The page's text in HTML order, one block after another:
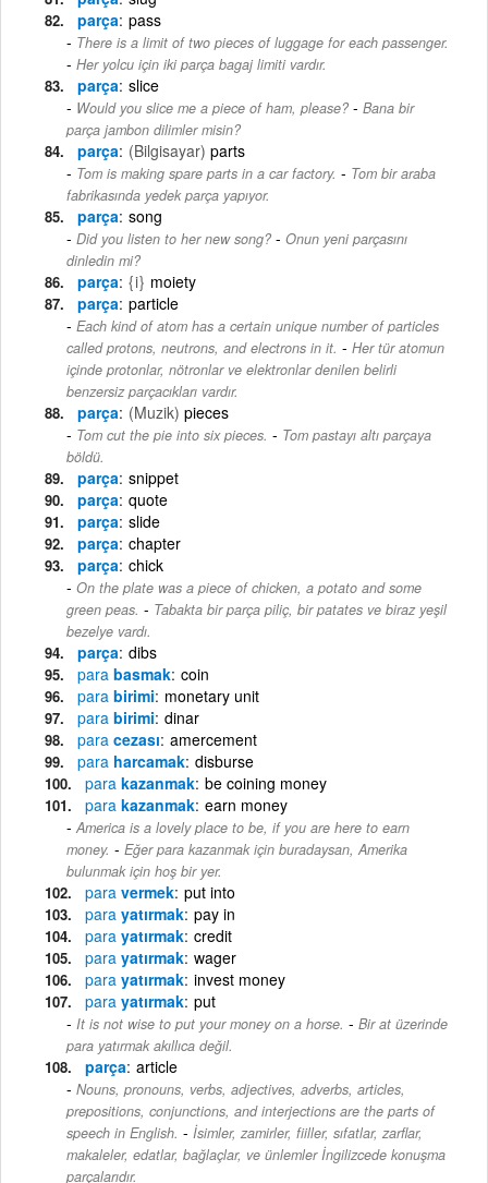
parça pass
There is a limit of two pieces of luggage for each passenger.
- Her yolcu için iki parça bagaj limiti vardır.
parça slice
Would you slice me a piece of ham, please? - Bana bir
parça jambon dilimler misin?
parça (Bilgisayar) parts
Tom is making spare parts in a car factory. - Tom bir araba
fabrikasında yedek parça yapıyor.
parça song
Did you listen to her new song? - Onun yeni parçasını
dinledin mi?
parça {i} moiety
parça particle
Each kind of atom has a certain unique number of particles
called protons, neutrons, and electrons in it. - Her tür atomun
içinde protonlar, nötronlar ve elektronlar denilen belirli
benzersiz parçacıkları vardır.
parça (Muzik) pieces
Tom cut the pie into six pieces. - Tom pastayı altı parçaya
böldü.
parça snippet
parça quote
parça slide
parça chapter
parça chick
On the plate was a piece of chicken, a potato and some
green peas. - Tabakta bir parça piliç, bir patates ve biraz yeşil
bezelye vardı.
parça dibs
para basmak coin
para birimi monetary unit
para birimi dinar
para cezası amercement
para harcamak disburse
para kazanmak be coining money
para kazanmak earn money
America is a lovely place to be, if you are here to earn
money. - Eğer para kazanmak için buradaysan, Amerika
bulunmak için hoş bir yer.
para vermek put into
para yatırmak pay in
para yatırmak credit
para yatırmak wager
para yatırmak invest money
para yatırmak put
It is not wise to put your money on a horse. - Bir at üzerinde
para yatırmak akıllıca değil.
parça article
Nouns, pronouns, verbs, adjectives, adverbs, articles,
prepositions, conjunctions, and interjections are the parts of
speech in English. - İsimler, zamirler, fiiller, sıfatlar, zarflar,
makaleler, edatlar, bağlaçlar, ve ünlemler İngilizcede konuşma
parçalarıdır.